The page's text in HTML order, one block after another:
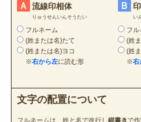
Ａ 流線印相体
りゅうせんいんそうたい
フルネーム
(姓または名)たて
(姓または名)ヨコ
※右から左に読む形
Ｂ
い
フル
(姓
(姓
※右
文字の配置について
フルネームは、姓と名で改行し縦書きで作